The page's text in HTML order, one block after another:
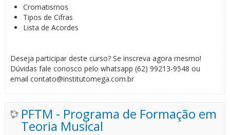
Cromatismos
Tipos de Cifras
Lista de Acordes
Deseja participar deste curso? Se inscreva agora mesmo!
Dúvidas fale conosco pelo whatsapp (62) 99213-9548 ou
email contato@institutomega.com.br
PFTM - Programa de Formação em
Teoria Musical